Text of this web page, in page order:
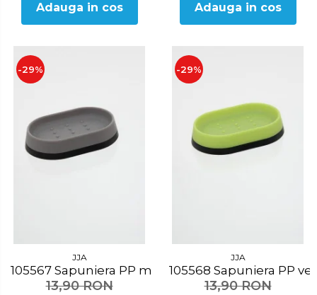
Adauga in cos Adauga in cos
-29%
JJA
105567 Sapuniera PP maro
13,90 RON
-29%
JJA
105568 Sapuniera PP
13,90 RON